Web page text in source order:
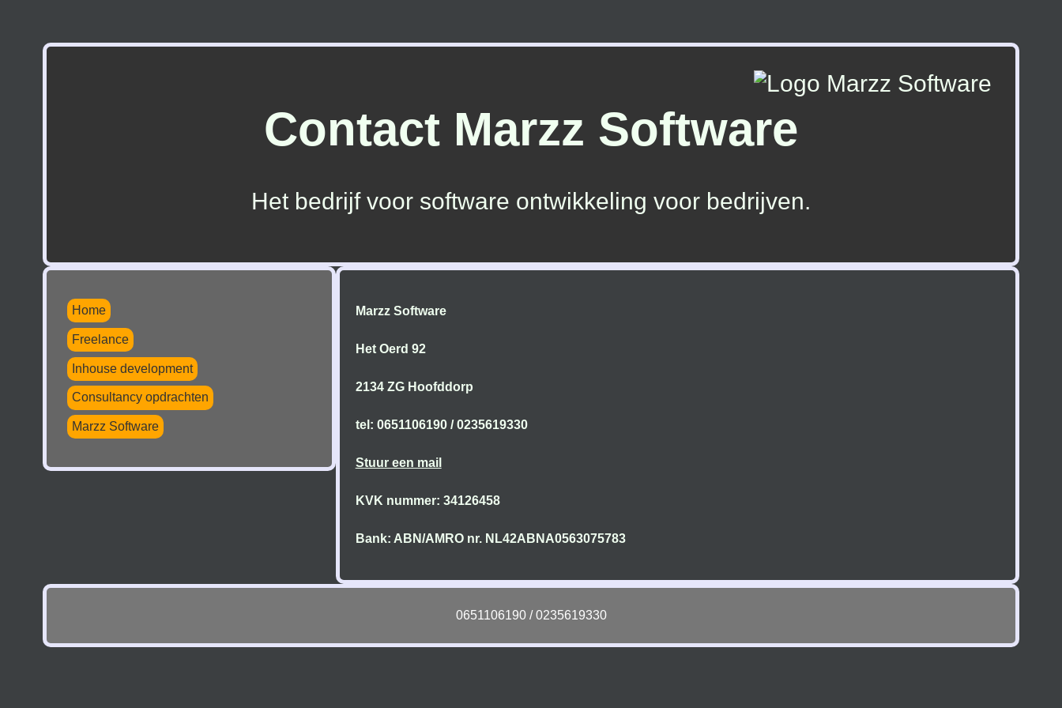
Contact Marzz Software
Het bedrijf voor software ontwikkeling voor bedrijven.
Home
Freelance
Inhouse development
Consultancy opdrachten
Marzz Software
Marzz Software
Het Oerd 92
2134 ZG Hoofddorp
tel: 0651106190 / 0235619330
Stuur een mail
KVK nummer: 34126458
Bank: ABN/AMRO nr. NL42ABNA0563075783
0651106190 / 0235619330